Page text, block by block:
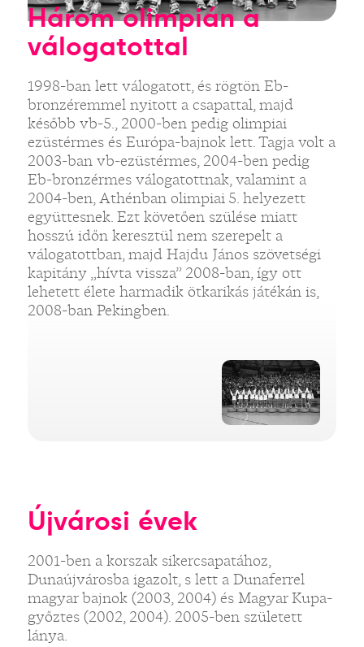
Három olimpián a
válogatottal
1998-ban lett válogatott, és rögtön Eb-
bronzéremmel nyitott a csapattal, majd
később vb-5., 2000-ben pedig olimpiai
ezüstérmes és Európa-bajnok lett. Tagja volt a
2003-ban vb-ezüstérmes, 2004-ben pedig
Eb-bronzérmes válogatottnak, valamint a
2004-ben, Athénban olimpiai 5. helyezett
együttesnek. Ezt követően szülése miatt
hosszú időn keresztül nem szerepelt a
válogatottban, majd Hajdu János szövetségi
kapitány „hívta vissza” 2008-ban, így ott
lehetett élete harmadik ötkarikás játékán is,
2008-ban Pekingben.
Újvárosi évek
2001-ben a korszak sikercsapatához,
Dunaújvárosba igazolt, s lett a Dunaferrel
magyar bajnok (2003, 2004) és Magyar Kupa-
győztes (2002, 2004). 2005-ben született
lánya.